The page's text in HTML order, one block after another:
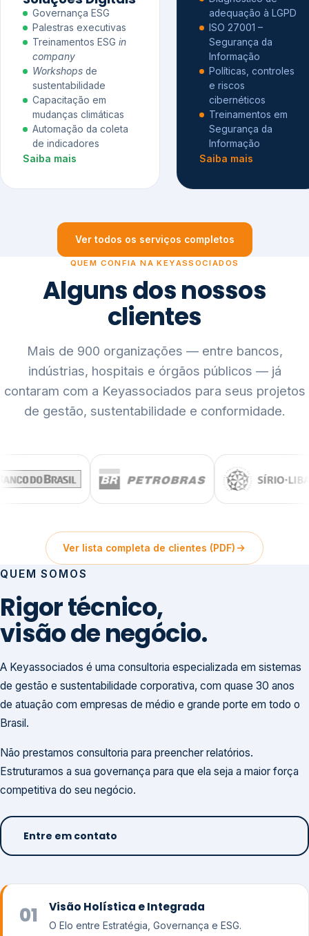
Governança ESG
Palestras executivas
Treinamentos ESG in
company
Workshops de
sustentabilidade
Capacitação em
mudanças climáticas
Automação da coleta
de indicadores
Saiba mais
adequação à LGPD
ISO 27001 –
Segurança da
Informação
Políticas, controles
e riscos
cibernéticos
Treinamentos em
Segurança da
Informação
Saiba mais
Ver todos os serviços completos
QUEM CONFIA NA KEYASSOCIADOS
Alguns dos nossos
clientes
Mais de 900 organizações — entre bancos,
indústrias, hospitais e órgãos públicos — já
contaram com a Keyassociados para seus projetos
de gestão, sustentabilidade e conformidade.
Ver lista completa de clientes (PDF)
QUEM SOMOS
Rigor técnico,
visão de negócio.
A Keyassociados é uma consultoria especializada em sistemas
de gestão e sustentabilidade corporativa, com quase 30 anos
de atuação com empresas de médio e grande porte em todo o
Brasil.
Não prestamos consultoria para preencher relatórios.
Estruturamos a sua governança para que ela seja a maior força
competitiva do seu negócio.
Entre em contato
01 Visão Holística e Integrada
O Elo entre Estratégia, Governança e ESG.